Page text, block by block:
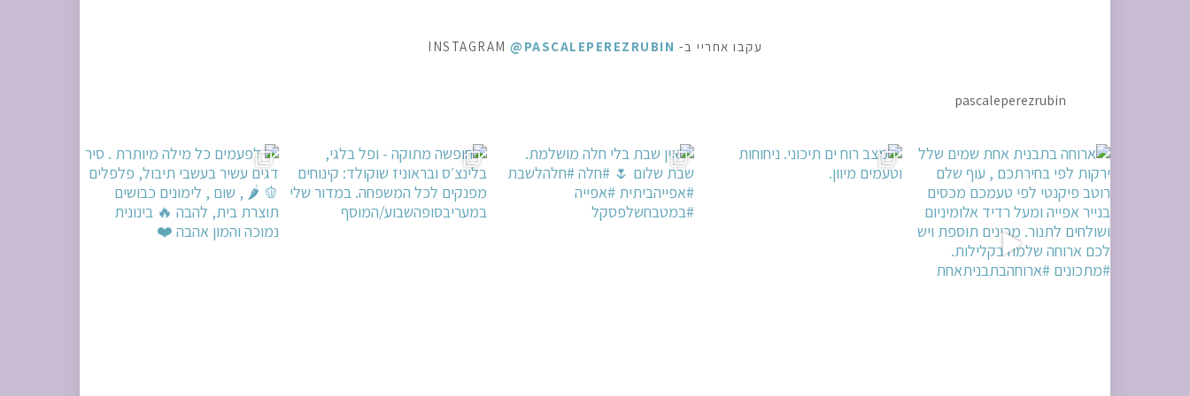
עקבו אחריי ב- INSTAGRAM @PASCALEPEREZRUBIN
pascaleperezrubin
מצב רוח ים תיכוני. ניחוחות וטעמים מיוון.
אין שבת בלי חלה מושלמת. שבת שלום 🌷 #חלה #חלהלשבת #חופשה מתוקה - ופל בלגי, בלינצ׳ס ובראוניז שוקולד: ק⁨ לפעמים כל מילה מיותרת . סיר דגים עשיר בעשבי תיבו